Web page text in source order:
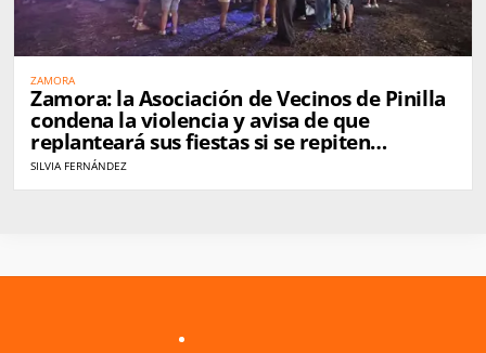
ZAMORA
Zamora: la Asociación de Vecinos de Pinilla
condena la violencia y avisa de que
replanteará sus fiestas si se repiten
incidentes
SILVIA FERNÁNDEZ